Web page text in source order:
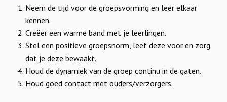
Neem de tijd voor de groepsvorming en leer elkaar
kennen.
Creëer een warme band met je leerlingen.
Stel een positieve groepsnorm, leef deze voor en zorg
dat je deze bewaakt.
Houd de dynamiek van de groep continu in de gaten.
Houd goed contact met ouders/verzorgers.